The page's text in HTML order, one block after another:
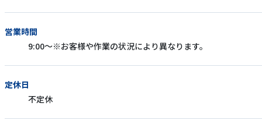
営業時間
9:00～※お客様や作業の状況により異なります。
定休日
不定休